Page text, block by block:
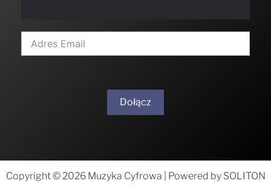
Dołącz
Copyright © 2026 Muzyka Cyfrowa | Powered by SOLITON